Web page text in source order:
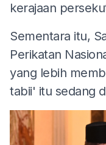
kerajaan
Sementara itu,
Perikatan
yang lebih
tabii' itu sedang